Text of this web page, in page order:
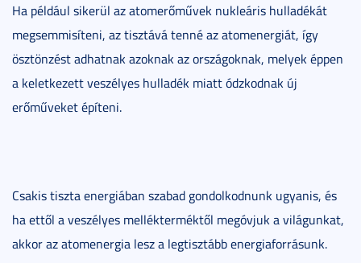
Ha például sikerül az atomerőművek nukleáris hulladékát
megsemmisíteni, az tisztává tenné az atomenergiát, így
ösztönzést adhatnak azoknak az országoknak, melyek éppen
a keletkezett veszélyes hulladék miatt ódzkodnak új
erőműveket építeni.
Csakis tiszta energiában szabad gondolkodnunk ugyanis, és
ha ettől a veszélyes mellékterméktől megóvjuk a világunkat,
akkor az atomenergia lesz a legtisztább energiaforrásunk.